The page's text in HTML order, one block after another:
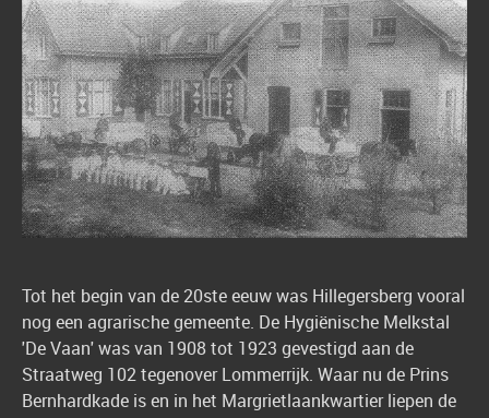
Tot het begin van de 20ste eeuw was Hillegersberg vooral
nog een agrarische gemeente. De Hygiënische Melkstal
'De Vaan' was van 1908 tot 1923 gevestigd aan de
Straatweg 102 tegenover Lommerrijk. Waar nu de Prins
Bernhardkade is en in het Margrietlaankwartier liepen de